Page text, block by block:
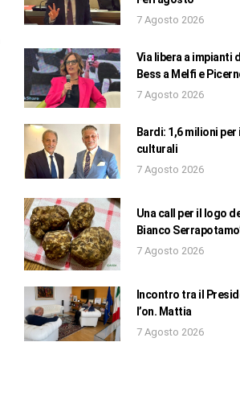
7 Agosto 2026
Via libera a impianti
Bess a Melfi e
7 Agosto 2026
Bardi: 1,6 milioni
culturali
7 Agosto 2026
Una call per il logo
Bianco
7 Agosto 2026
Incontro tra il
l’on. Mattia
7 Agosto 2026